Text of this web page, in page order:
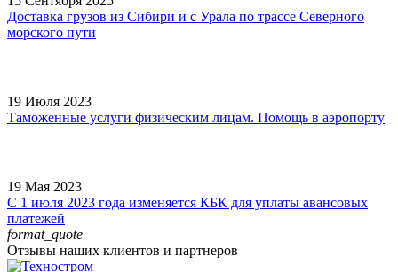
Доставка грузов из Сибири и с Урала по трассе Северного
морского пути
19 Июля 2023
Таможенные услуги физическим лицам. Помощь в аэропорту
19 Мая 2023
С 1 июля 2023 года изменяется КБК для уплаты авансовых
платежей
format_quote
Отзывы наших клиентов и партнеров